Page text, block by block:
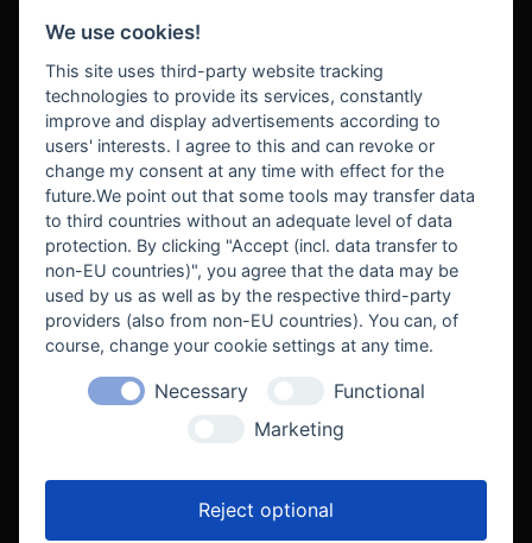
BEKANNT AUS
We use cookies!
This site uses third-party website tracking
technologies to provide its services, constantly
improve and display advertisements according to
users' interests. I agree to this and can revoke or
change my consent at any time with effect for the
future.We point out that some tools may transfer data
to third countries without an adequate level of data
protection. By clicking "Accept (incl. data transfer to
non-EU countries)", you agree that the data may be
used by us as well as by the respective third-party
providers (also from non-EU countries). You can, of
course, change your cookie settings at any time.
Necessary
Functional
Marketing
Reject optional